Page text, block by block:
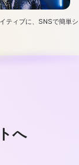
ティブに、SNSで簡単シ
へ